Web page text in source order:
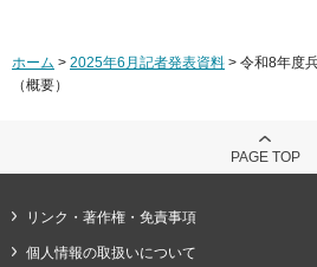
ホーム > 2025年6月記者発表資料 > 令和8年度
（概要）
PAGE TOP
リンク・著作権・免責事項
個人情報の取扱いについて